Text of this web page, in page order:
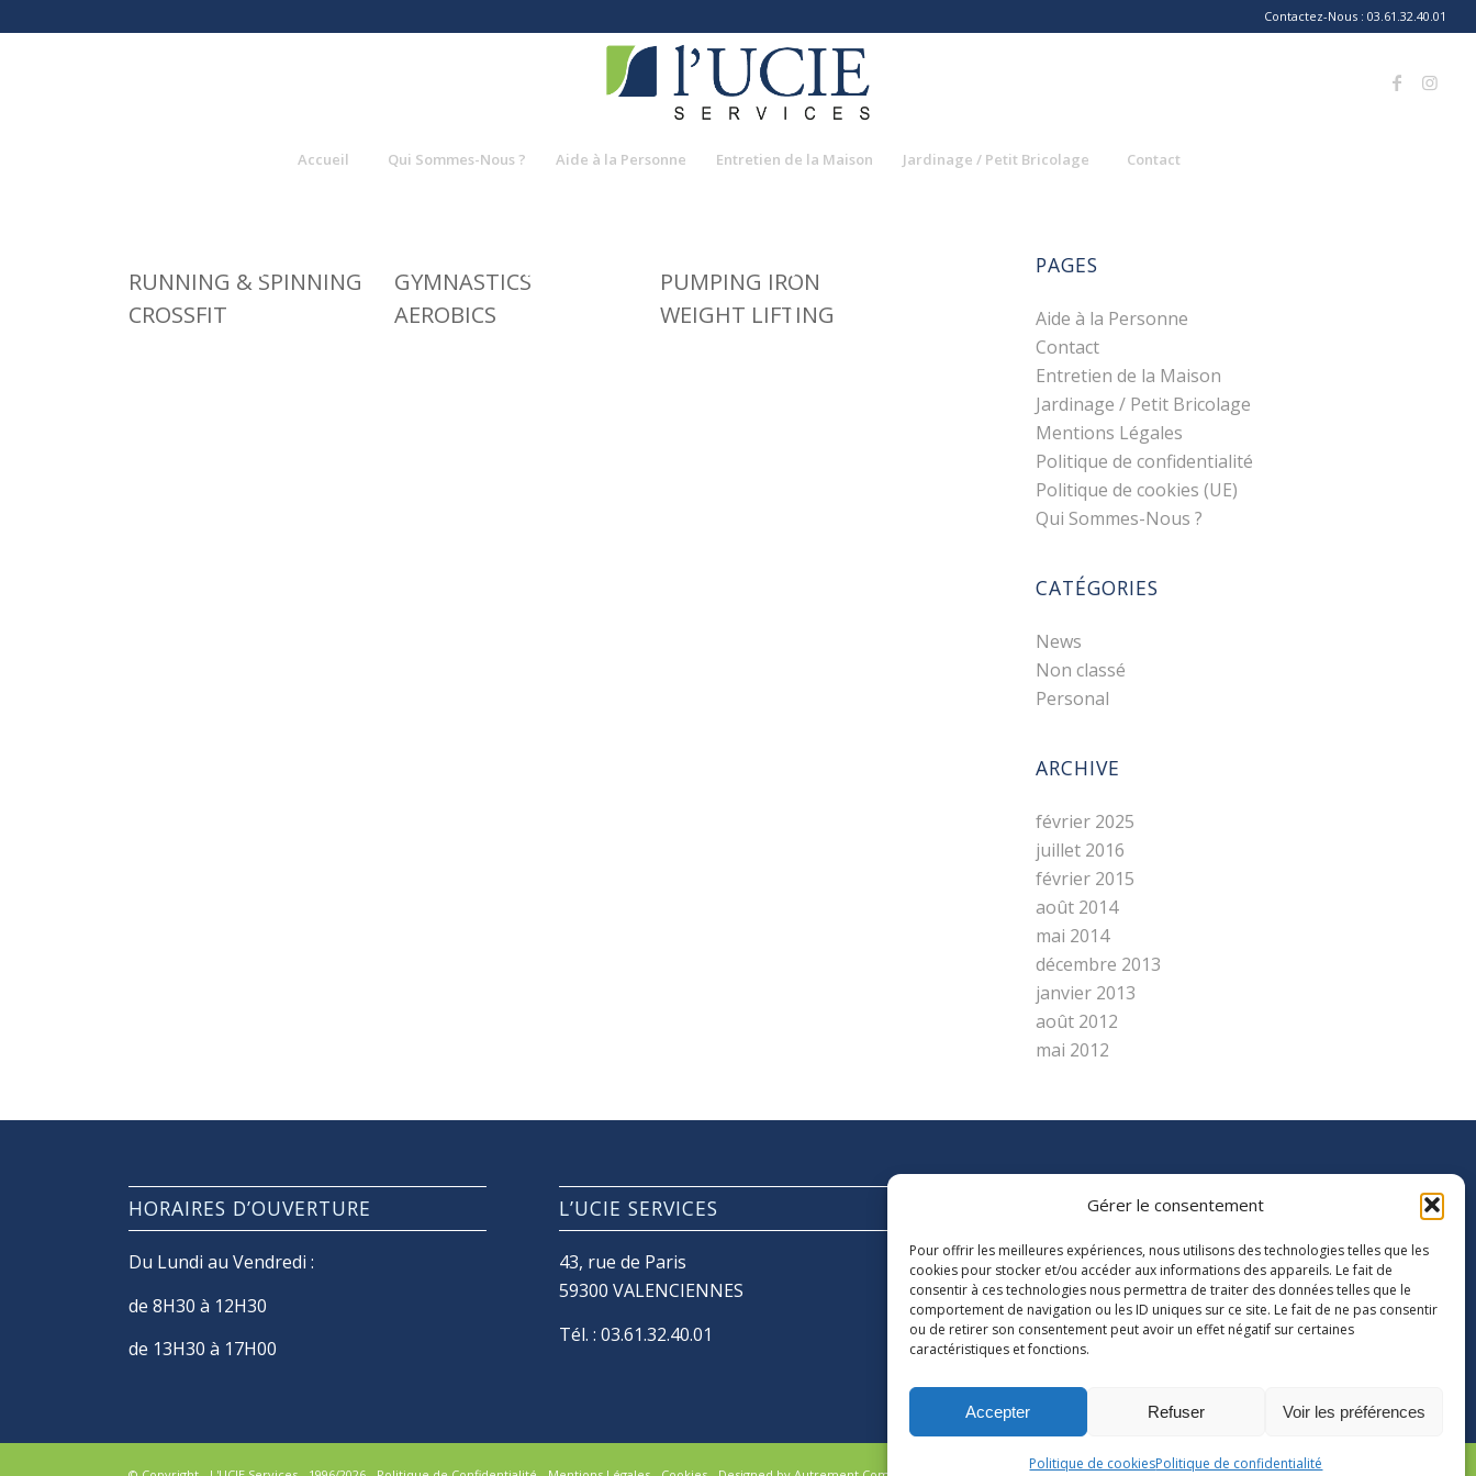
Gérer le consentement
Pour offrir les meilleures expériences, nous utilisons des technologies telles que les
cookies pour stocker et/ou accéder aux informations des appareils. Le fait de
consentir à ces technologies nous permettra de traiter des données telles que le
comportement de navigation ou les ID uniques sur ce site. Le fait de ne pas consentir
ou de retirer son consentement peut avoir un effet négatif sur certaines
caractéristiques et fonctions.
Accepter Refuser Voir les préférences
Politique de cookiesPolitique de confidentialité
Contactez-Nous : 03.61.32.40.01
Accueil Qui Sommes-Nous ? Aide à la Personne Entretien de la Maison Jardinage / Petit Bricolage Contact
RUNNING & SPINNING GYMNASTICS
PUMPING IRON
CROSSFIT
AEROBICS WEIGHT LIFTING
PAGES
Aide à la Personne
Contact
Entretien de la Maison
Jardinage / Petit Bricolage
Mentions Légales
Politique de confidentialité
Politique de cookies (UE)
Qui Sommes-Nous ?
CATÉGORIES
News
Non classé
Personal
ARCHIVE
février 2025
juillet 2016
février 2015
août 2014
mai 2014
décembre 2013
janvier 2013
août 2012
mai 2012
HORAIRES D’OUVERTURE
Du Lundi au Vendredi :
de 8H30 à 12H30
de 13H30 à 17H00
L’UCIE SERVICES
43, rue de Paris
59300 VALENCIENNES
Tél. :03.61.32.40.01
MEMBRE DE L’UNION